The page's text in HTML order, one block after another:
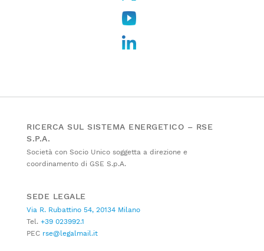
RICERCA SUL SISTEMA ENERGETICO – RSE
S.P.A.
Società con Socio Unico soggetta a direzione e
coordinamento di GSE S.p.A.
SEDE LEGALE
Via R. Rubattino 54, 20134 Milano
Tel. +39 023992.1
PEC rse@legalmail.it